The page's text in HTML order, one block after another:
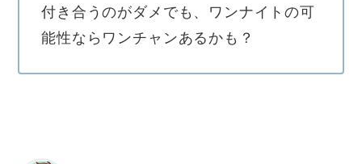
付き合うのがダメでも、ワンナイトの可
能性ならワンチャンあるかも？